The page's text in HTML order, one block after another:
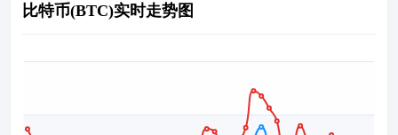
比特币(BTC)实时走势图